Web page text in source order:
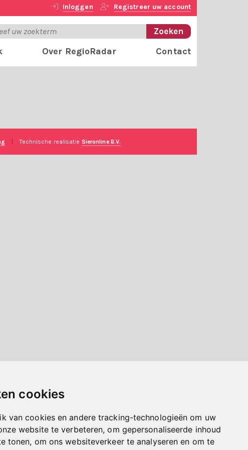
cookies
van cookies en andere tracking-technologieën om uw
website te verbeteren, om gepersonaliseerde inhoud
tonen, om ons websiteverkeer te analyseren en om te
Inloggen Registreer uw account
Over RegioRadar Contact
Technische realisatie Sieronline B.V.